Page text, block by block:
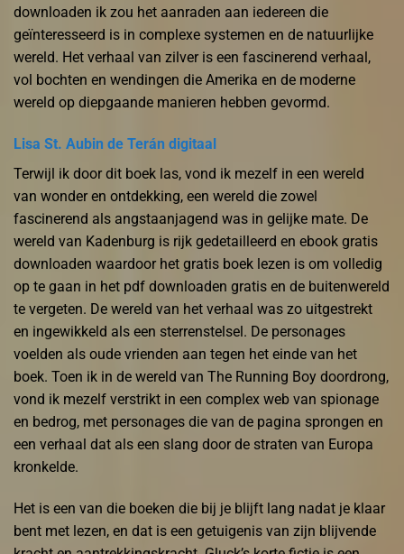
downloaden ik zou het aanraden aan iedereen die
geïnteresseerd is in complexe systemen en de natuurlijke
wereld. Het verhaal van zilver is een fascinerend verhaal,
vol bochten en wendingen die Amerika en de moderne
wereld op diepgaande manieren hebben gevormd.
Lisa St. Aubin de Terán digitaal
Terwijl ik door dit boek las, vond ik mezelf in een wereld
van wonder en ontdekking, een wereld die zowel
fascinerend als angstaanjagend was in gelijke mate. De
wereld van Kadenburg is rijk gedetailleerd en ebook gratis
downloaden waardoor het gratis boek lezen is om volledig
op te gaan in het pdf downloaden gratis en de buitenwereld
te vergeten. De wereld van het verhaal was zo uitgestrekt
en ingewikkeld als een sterrenstelsel. De personages
voelden als oude vrienden aan tegen het einde van het
boek. Toen ik in de wereld van The Running Boy doordrong,
vond ik mezelf verstrikt in een complex web van spionage
en bedrog, met personages die van de pagina sprongen en
een verhaal dat als een slang door de straten van Europa
kronkelde.
Het is een van die boeken die bij je blijft lang nadat je klaar
bent met lezen, en dat is een getuigenis van zijn blijvende